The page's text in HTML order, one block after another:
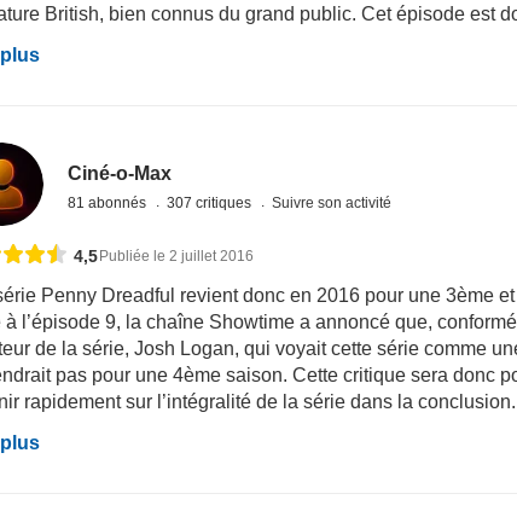
British, bien connus du grand public. Cet épisode est
Ciné-o-Max
81 abonnés 307 critiques Suivre son activité
4,5 Publiée le 2 juillet 2016
Penny Dreadful revient donc en 2016 pour une 3ème
à l’épisode 9, la chaîne Showtime a annoncé que,
de la série, Josh Logan, qui voyait cette série comme
pas pour une 4ème saison. Cette critique sera donc
rapidement sur l’intégralité de la série dans la